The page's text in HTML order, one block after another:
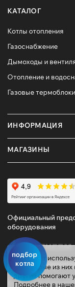
подбор
котла
КАТАЛОГ
Котлы отопления
Газоснабжение
Дымоходы и
Отопление и
Газовые
ИНФОРМАЦИЯ
МАГАЗИНЫ
Официальный
оборудования
© 2026 ТД
Этот сайт
Некоторые из
другие помогают
Подробнее в